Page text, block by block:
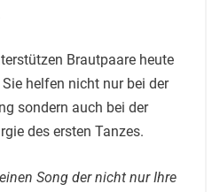
Brautpaare heute
helfen nicht nur bei der
sondern auch bei der
des ersten Tanzes.
Song der nicht nur Ihre